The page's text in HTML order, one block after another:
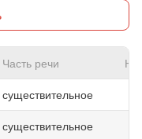
Часть речи
существительное
существительное